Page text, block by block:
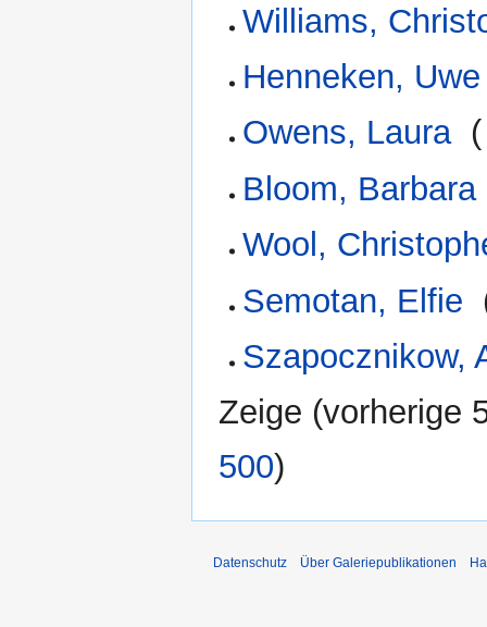
Williams,
Henneken, Uwe
Owens, Laura‎ (
Bloom, Barbara
Wool,
Semotan, Elfie
Szapocznikow,
Zeige (vorherige
500)
Datenschutz Über Galeriepublikationen